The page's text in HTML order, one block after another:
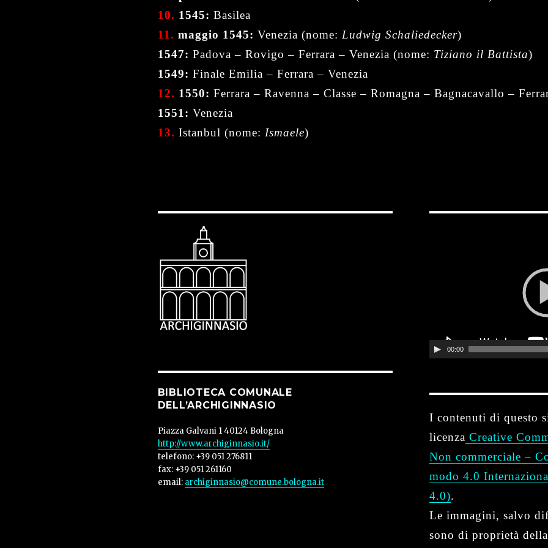
10. 1545: Basilea
11. maggio 1545: Venezia (nome: Ludwig Schaliedecker)
1547: Padova – Rovigo – Ferrara – Venezia (nome: Tiziano il Battista)
1549: Finale Emilia – Ferrara – Venezia
12. 1550: Ferrara – Ravenna – Classe – Romagna – Bagnacavallo –
1551: Venezia
13. Istanbul (nome: Ismaele)
BIBLIOTECA COMUNALE
DELL’ARCHIGINNASIO
Piazza Galvani 1 40124 Bologna
http://www.archiginnasio.it/
telefono: +39 051 276811
fax: +39 051 261160
email: archiginnasio@comune.bologna.it
r
00:00
I contenuti di questo
licenza Creative
Non commerciale –
modo 4.0
4.0).
Le immagini, salvo
sono di proprietà